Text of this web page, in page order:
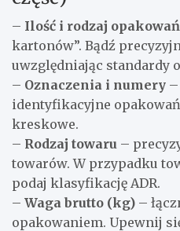
– Ilość i rodzaj opakowań
kartonów”. Bądź
uwzględniając standardy
– Oznaczenia i numery
identyfikacyjne
kreskowe.
– Rodzaj towaru –
towarów. W przypadku
podaj klasyfikację ADR.
– Waga brutto (kg) –
opakowaniem. Upewnij